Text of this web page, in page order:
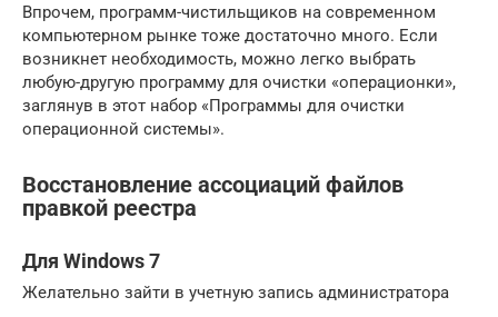
Впрочем, программ-чистильщиков на современном
компьютерном рынке тоже достаточно много. Если
возникнет необходимость, можно легко выбрать
любую-другую программу для очистки «операционки»,
заглянув в этот набор «Программы для очистки
операционной системы».
Восстановление ассоциаций файлов
правкой реестра
Для Windows 7
Желательно зайти в учетную запись администратора